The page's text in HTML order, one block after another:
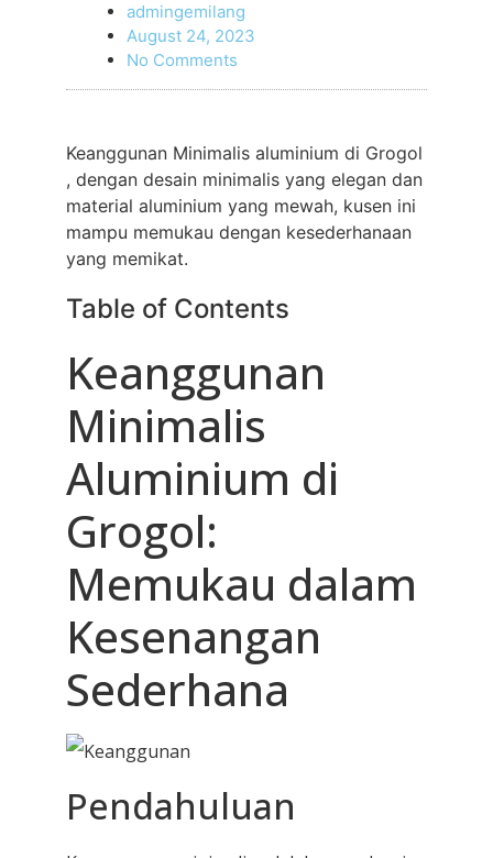
admingemilang
August 24, 2023
No Comments
Keanggunan Minimalis aluminium di Grogol
, dengan desain minimalis yang elegan dan
material aluminium yang mewah, kusen ini
mampu memukau dengan kesederhanaan
yang memikat.
Table of Contents
Keanggunan
Minimalis
Aluminium di
Grogol:
Memukau dalam
Kesenangan
Sederhana
Pendahuluan